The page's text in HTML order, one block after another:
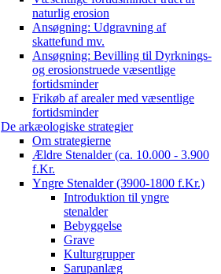
naturlig erosion
Ansøgning: Udgravning af
skattefund mv.
Ansøgning: Bevilling til Dyrknings-
og erosionstruede væsentlige
fortidsminder
Frikøb af arealer med væsentlige
fortidsminder
De arkæologiske strategier
Om strategierne
Ældre Stenalder (ca. 10.000 - 3.900
f.Kr.
Yngre Stenalder (3900-1800 f.Kr.)
Introduktion til yngre
stenalder
Bebyggelse
Grave
Kulturgrupper
Sarupanlæg